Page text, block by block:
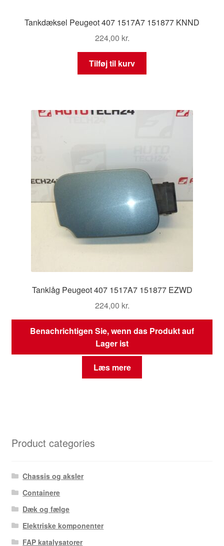
Tankdæksel Peugeot 407 1517A7 151877 KNND
224,00 kr.
Tilføj til kurv
Tanklåg Peugeot 407 1517A7 151877 EZWD
224,00 kr.
Benachrichtigen Sie, wenn das Produkt auf
Lager ist
Læs mere
Product categories
Chassis og aksler
Containere
Dæk og fælge
Elektriske komponenter
FAP katalysatorer